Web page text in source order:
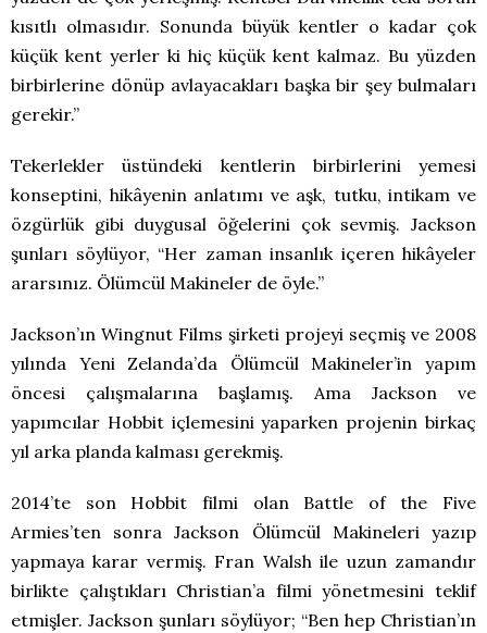
kısıtlı olmasıdır. Sonunda büyük kentler o kadar çok
küçük kent yerler ki hiç küçük kent kalmaz. Bu yüzden
birbirlerine dönüp avlayacakları başka bir şey bulmaları
gerekir.”
Tekerlekler üstündeki kentlerin birbirlerini yemesi
konseptini, hikâyenin anlatımı ve aşk, tutku, intikam ve
özgürlük gibi duygusal öğelerini çok sevmiş. Jackson
şunları söylüyor, “Her zaman insanlık içeren hikâyeler
ararsınız. Ölümcül Makineler de öyle.”
Jackson’ın Wingnut Films şirketi projeyi seçmiş ve 2008
yılında Yeni Zelanda’da Ölümcül Makineler’in yapım
öncesi çalışmalarına başlamış. Ama Jackson ve
yapımcılar Hobbit içlemesini yaparken projenin birkaç
yıl arka planda kalması gerekmiş.
2014’te son Hobbit filmi olan Battle of the Five
Armies’ten sonra Jackson Ölümcül Makineleri yazıp
yapmaya karar vermiş. Fran Walsh ile uzun zamandır
birlikte çalıştıkları Christian’a filmi yönetmesini teklif
etmişler. Jackson şunları söylüyor; “Ben hep Christian’ın